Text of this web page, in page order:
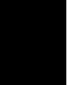
escenas
con
las
clásico